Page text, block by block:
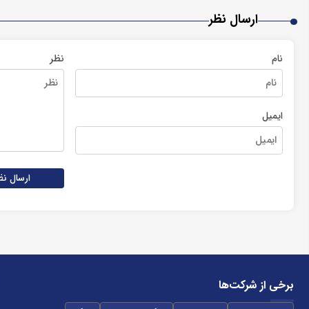
ارسال نظر
نام
ایمیل
نظر
ارسال
برخی از شرکت‌ها